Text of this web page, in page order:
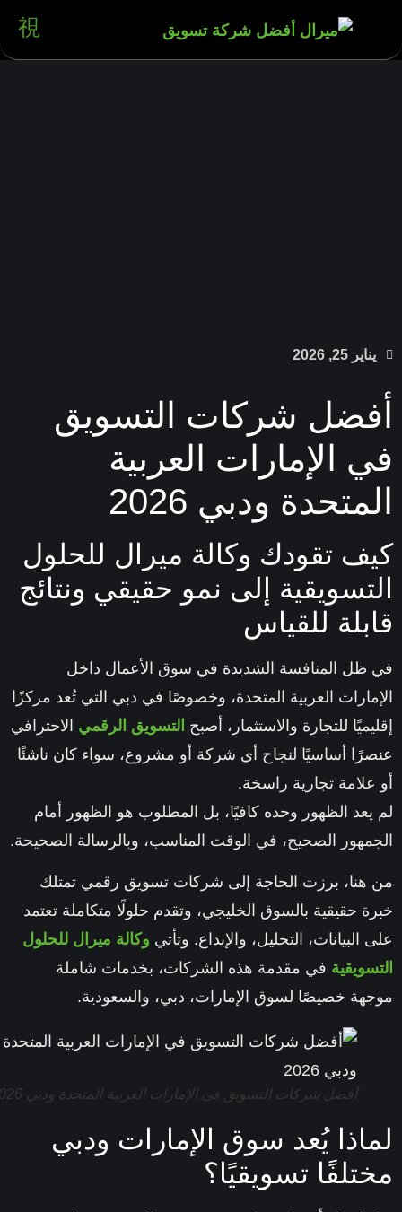
يناير 25, 2026
شركات التسويق
الإمارات العربية
ودبي 2026
تقودك وكالة ميرال للحلول
إلى نمو حقيقي ونتائج
للقياس
المنافسة الشديدة في سوق الأعمال داخل
العربية المتحدة، وخصوصًا في دبي التي تُعد مركزًا
للتجارة والاستثمار، أصبحالتسويق الرقميالاحترافي
أساسيًا لنجاح أي شركة أو مشروع، سواء كان ناشئًا
تجارية راسخة.
الظهور وحده كافيًا، بل المطلوب هو الظهور أمام
الصحيح، في الوقت المناسب، وبالرسالة الصحيحة.
برزت الحاجة إلى شركات تسويق رقمي تمتلك
حقيقية بالسوق الخليجي، وتقدم حلولًا متكاملة تعتمد
البيانات، التحليل، والإبداع. وتأتيوكالة ميرال للحلول
في مقدمة هذه الشركات، بخدمات شاملة
خصيصًا لسوقالإمارات، دبي، والسعودية.
أفضل شركات التسويق في الإمارات العربية المتحدة ودبي 2026
يُعد سوق الإمارات ودبي
تسويقيًا؟